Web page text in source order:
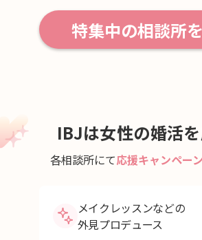
特集中の相談所
IBJは女性の婚活を
各相談所にて応援キャンペーン
メイクレッスンなどの
外見プロデュース